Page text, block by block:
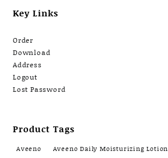
Key Links
Order
Download
Address
Logout
Lost Password
Product Tags
Aveeno Aveeno Daily Moisturizing Lotion